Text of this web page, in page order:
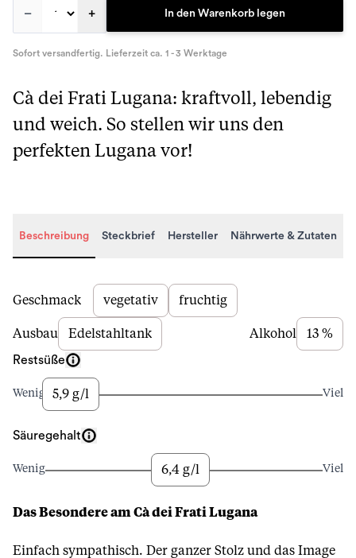
– + In den Warenkorb legen
Sofort versandfertig. Lieferzeit ca. 1 - 3 Werktage
Cà dei Frati Lugana: kraftvoll, lebendig
und weich. So stellen wir uns den
perfekten Lugana vor!
Beschreibung Steckbrief Hersteller Nährwerte & Zutaten
Beschreibung
Geschmack vegetativ fruchtig
Ausbau Edelstahltank Alkohol 13 %
Restsüße
Wenig 5,9 g/l Viel
Säuregehalt
Wenig 6,4 g/l Viel
Das Besondere am Cà dei Frati Lugana
Einfach sympathisch. Der ganzer Stolz und das Image